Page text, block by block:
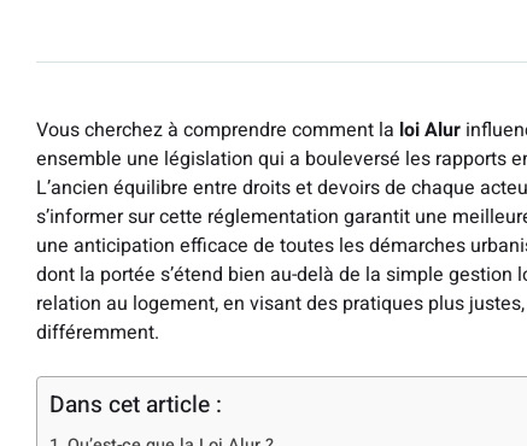
Vous cherchez à comprendre comment la loi Alur
ensemble une législation qui a bouleversé les rapports
L’ancien équilibre entre droits et devoirs de chaque
s’informer sur cette réglementation garantit une
une anticipation efficace de toutes les démarches
dont la portée s’étend bien au-delà de la simple
relation au logement, en visant des pratiques plus
différemment.
Dans cet article :